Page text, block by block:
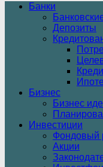
Банки
Депозиты
Бизнес
Бизнес
Инвестиции
Фондовый
Акции